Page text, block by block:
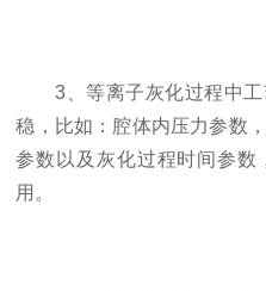
3、等离子灰化过程中工
稳，比如：腔体内压力参数
参数以及灰化过程时间参
用。